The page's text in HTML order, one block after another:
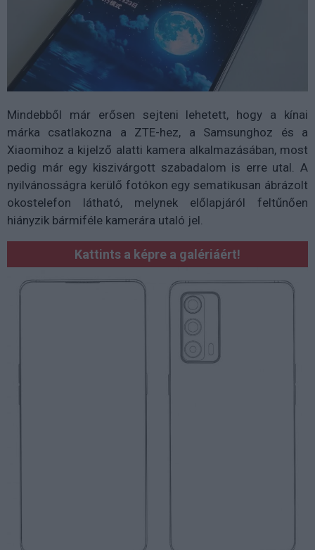
Mindebből már erősen sejteni lehetett, hogy a kínai
márka csatlakozna a ZTE-hez, a Samsunghoz és a
Xiaomihoz a kijelző alatti kamera alkalmazásában, most
pedig már egy kiszivárgott szabadalom is erre utal. A
nyilvánosságra kerülő fotókon egy sematikusan ábrázolt
okostelefon látható, melynek előlapjáról feltűnően
hiányzik bármiféle kamerára utaló jel.
Kattints a képre a galériáért!